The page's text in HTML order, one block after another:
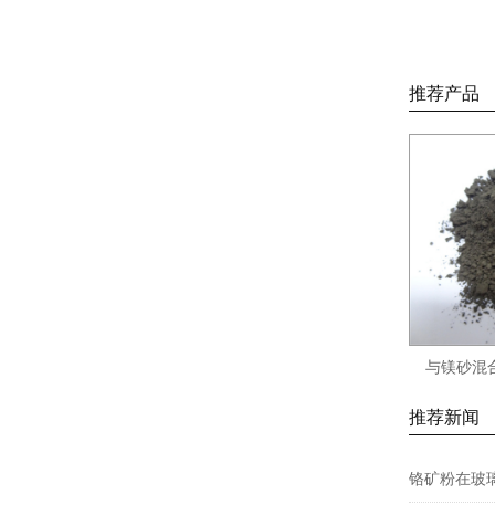
推荐产品
与镁砂混
推荐新闻
铬矿粉在玻